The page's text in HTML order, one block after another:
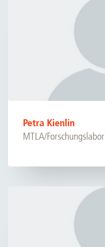
Petra Kienlin
MTLA/Forschungslabor